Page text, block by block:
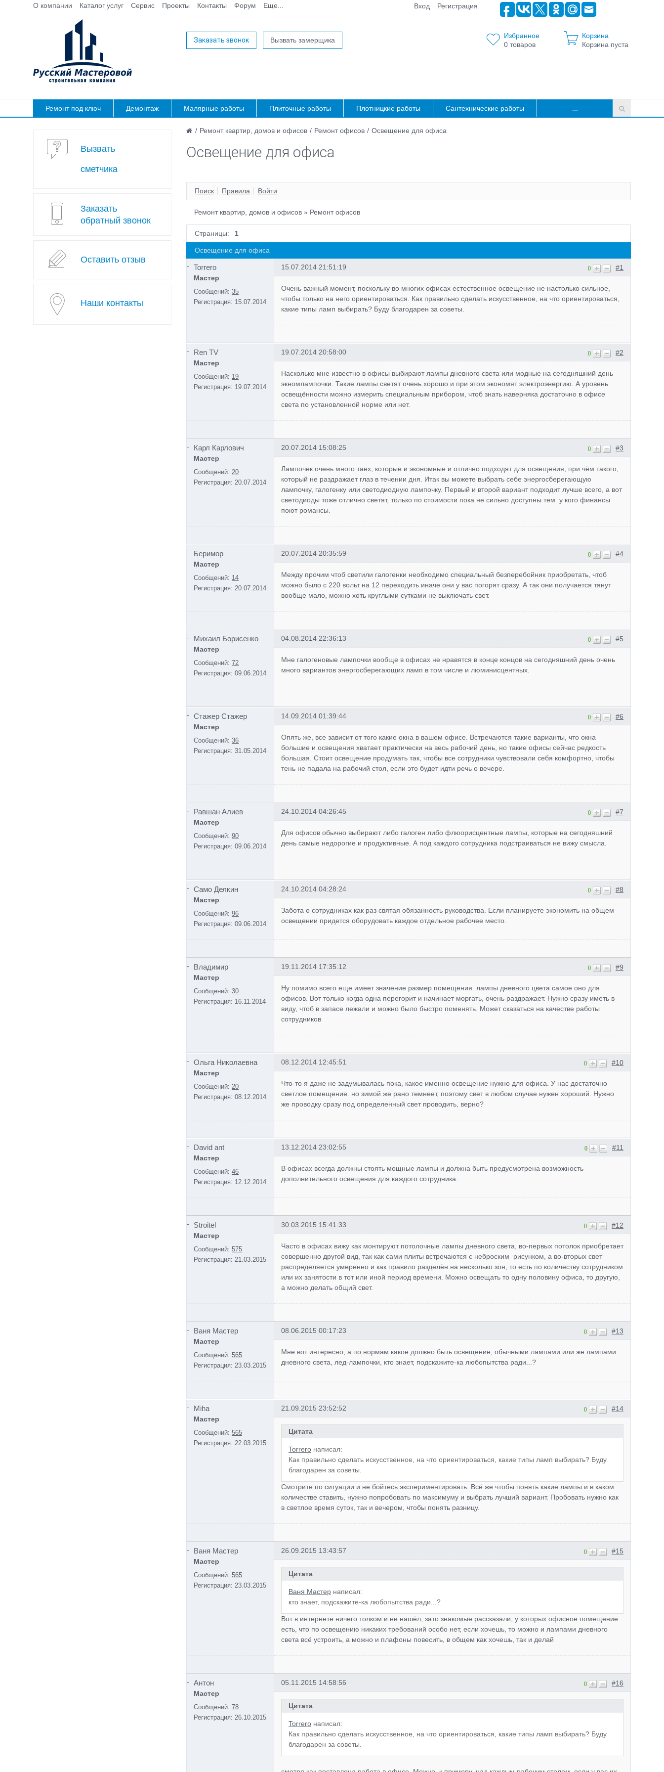
О компании Каталог услуг Сервис Проекты Контакты Форум Еще... Вход Регистрация
Заказать звонок Вызвать замерщика
Избранное
0 товаров
Корзина
Корзина пуста
Ремонт под ключ Демонтаж Малярные работы Плиточные работы Плотницкие работы Сантехнические работы
/ Ремонт квартир, домов и офисов / Ремонт офисов / Освещение для офиса
Освещение для офиса
Поиск Правила Войти
Ремонт квартир, домов и офисов » Ремонт офисов
Страницы: 1
Освещение для офиса
Torrero
Мастер
Сообщений: 35
Регистрация: 15.07.2014
#1
0
15.07.2014 21:51:19
Очень важный момент, поскольку во многих офисах естественное освещение не настолько сильное,
чтобы только на него ориентироваться. Как правильно сделать искусственное, на что ориентироваться,
какие типы ламп выбирать? Буду благодарен за советы.
Ren TV
Мастер
Сообщений: 19
Регистрация: 19.07.2014
#2
0
19.07.2014 20:58:00
Насколько мне известно в офисы выбирают лампы дневного света или модные на сегодняшний день
экномлампочки. Такие лампы светят очень хорошо и при этом экономят электроэнергию. А уровень
освещённости можно измерить специальным прибором, чтоб знать наверняка достаточно в офисе
света по установленной норме или нет.
Карл Карлович
Мастер
Сообщений: 20
Регистрация: 20.07.2014
#3
0
20.07.2014 15:08:25
Лампочек очень много таех, которые и экономные и отлично подходят для освещения, при чём такого,
который не раздражает глаз в течении дня. Итак вы можете выбрать себе энергосберегающую
лампочку, галогенку или светодиодную лампочку. Первый и второй вариант подходит лучше всего, а вот
светодиоды тоже отлично светят, только по стоимости пока не сильно доступны тем у кого финансы
поют романсы.
Беримор
Мастер
Сообщений: 14
Регистрация: 20.07.2014
#4
0
20.07.2014 20:35:59
Между прочим чтоб светили галогенки необходимо специальный безперебойник приобретать, чтоб
можно было с 220 вольт на 12 переходить иначе они у вас погорят сразу. А так они получается тянут
вообще мало, можно хоть круглыми сутками не выключать свет.
Михаил Борисенко
Мастер
Сообщений: 72
Регистрация: 09.06.2014
#5
0
04.08.2014 22:36:13
Мне галогеновые лампочки вообще в офисах не нравятся в конце концов на сегодняшний день очень
много вариантов энергосберегающих ламп в том числе и люминисцентных.
Стажер Стажер
Мастер
Сообщений: 36
Регистрация: 31.05.2014
#6
0
14.09.2014 01:39:44
Опять же, все зависит от того какие окна в вашем офисе. Встречаются такие варианты, что окна
большие и освещения хватает практически на весь рабочий день, но такие офисы сейчас редкость
большая. Стоит освещение продумать так, чтобы все сотрудники чувствовали себя комфортно, чтобы
тень не падала на рабочий стол, если это будет идти речь о вечере.
Равшан Алиев
Мастер
Сообщений: 90
Регистрация: 09.06.2014
#7
0
24.10.2014 04:26:45
Для офисов обычно выбирают либо галоген либо флюорисцентные лампы, которые на сегодняшний
день самые недорогие и продуктивные. А под каждого сотрудника подстраиваться не вижу смысла.
Само Делкин
Мастер
Сообщений: 96
Регистрация: 09.06.2014
#8
0
24.10.2014 04:28:24
Забота о сотрудниках как раз святая обязанность руководства. Если планируете экономить на общем
освещении придется оборудовать каждое отдельное рабочее место.
Владимир
Мастер
Сообщений: 30
Регистрация: 16.11.2014
#9
0
19.11.2014 17:35:12
Ну помимо всего еще имеет значение размер помещения. лампы дневного цвета самое оно для
офисов. Вот только когда одна перегорит и начинает моргать, очень раздражает. Нужно сразу иметь в
виду, чтоб в запасе лежали и можно было быстро поменять. Может сказаться на качестве работы
сотрудников
Ольга Николаевна
Мастер
Сообщений: 20
Регистрация: 08.12.2014
#10
0
08.12.2014 12:45:51
Что-то я даже не задумывалась пока, какое именно освещение нужно для офиса. У нас достаточно
светлое помещение. но зимой же рано темнеет, поэтому свет в любом случае нужен хороший. Нужно
же проводку сразу под определенный свет проводить, верно?
David ant
Мастер
Сообщений: 46
Регистрация: 12.12.2014
#11
0
13.12.2014 23:02:55
В офисах всегда должны стоять мощные лампы и должна быть предусмотрена возможность
дополнительного освещения для каждого сотрудника.
Stroitel
Мастер
Сообщений: 575
Регистрация: 21.03.2015
#12
0
30.03.2015 15:41:33
Часто в офисах вижу как монтируют потолочные лампы дневного света, во-первых потолок приобретает
совершенно другой вид, так как сами плиты встречаются с неброским рисунком, а во-вторых свет
распределяется умеренно и как правило разделён на несколько зон, то есть по количеству сотрудником
или их занятости в тот или иной период времени. Можно освещать то одну половину офиса, то другую,
а можно делать общий свет.
Ваня Мастер
Мастер
Сообщений: 565
Регистрация: 23.03.2015
#13
0
08.06.2015 00:17:23
Мне вот интересно, а по нормам какое должно быть освещение, обычными лампами или же лампами
дневного света, лед-лампочки, кто знает, подскажите-ка любопытства ради...?
Miha
Мастер
Сообщений: 565
Регистрация: 22.03.2015
#14
0
21.09.2015 23:52:52
Цитата
Torrero написал:
Как правильно сделать искусственное, на что ориентироваться, какие типы ламп выбирать? Буду
благодарен за советы.
Смотрите по ситуации и не бойтесь экспериментировать. Всё же чтобы понять какие лампы и в каком
количестве ставить, нужно попробовать по максимуму и выбрать лучший вариант. Пробовать нужно как
в светлое время суток, так и вечером, чтобы понять разницу.
Ваня Мастер
Мастер
Сообщений: 565
Регистрация: 23.03.2015
#15
0
26.09.2015 13:43:57
Цитата
Ваня Мастер написал:
кто знает, подскажите-ка любопытства ради...?
Вот в интернете ничего толком и не нашёл, зато знакомые рассказали, у которых офисное помещение
есть, что по освещению никаких требований особо нет, если хочешь, то можно и лампами дневного
света всё устроить, а можно и плафоны повесить, в общем как хочешь, так и делай
Антон
Мастер
Сообщений: 78
Регистрация: 26.10.2015
#16
0
05.11.2015 14:58:56
Цитата
Torrero написал:
Как правильно сделать искусственное, на что ориентироваться, какие типы ламп выбирать? Буду
благодарен за советы.
Вызвать
сметчика
Заказать
обратный звонок
Оставить отзыв
Наши контакты